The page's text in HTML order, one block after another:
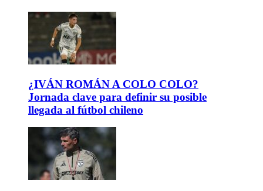
¿IVÁN ROMÁN A COLO COLO?
Jornada clave para definir su posible
llegada al fútbol chileno